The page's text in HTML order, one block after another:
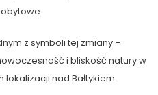
z symboli tej zmiany –
i bliskość natury w
nad Bałtykiem.